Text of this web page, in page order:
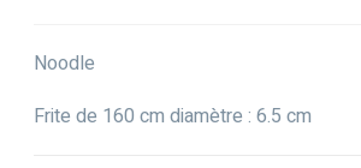
Noodle
Frite de 160 cm diamètre : 6.5 cm